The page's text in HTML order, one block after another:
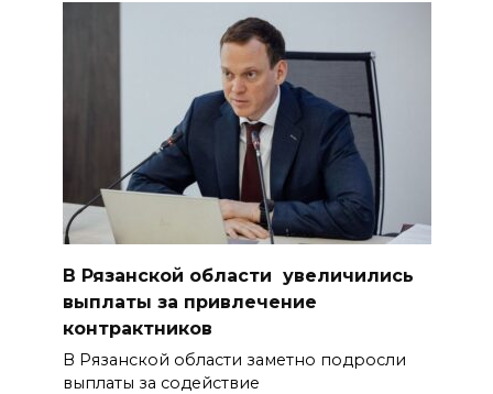
В Рязанской области увеличились
выплаты за привлечение
контрактников
В Рязанской области заметно подросли
выплаты за содействие